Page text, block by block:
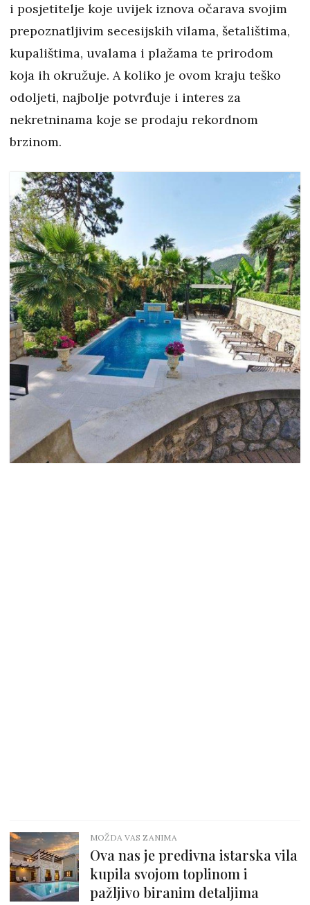
i posjetitelje koje uvijek iznova očarava svojim
prepoznatljivim secesijskih vilama, šetalištima,
kupalištima, uvalama i plažama te prirodom
koja ih okružuje. A koliko je ovom kraju teško
odoljeti, najbolje potvrđuje i interes za
nekretninama koje se prodaju rekordnom
brzinom.
MOŽDA VAS ZANIMA
Ova nas je predivna istarska vila
kupila svojom toplinom i
pažljivo biranim detaljima